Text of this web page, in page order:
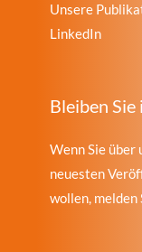
Unsere
LinkedIn
Bleiben
Wenn Sie über
neuesten
wollen, melden